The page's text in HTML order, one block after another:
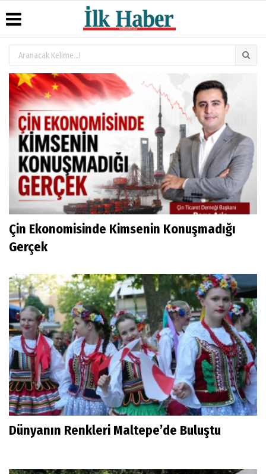
Üye Paneli
Haber
Arşivi
Gazete
Arşivi
Günün
Haberleri
Hava
Durumu
Gazete
Manşetleri
Anketler
Biyografiler
Yazarları
Video
Galeri
Foto
Galeri
İletişim
Çerez
Politikası
Gizlilik
İlkeleri
Çin Ekonomisinde Kimsenin Konuşmadığı
Gerçek
Dünyanın Renkleri Maltepe’de Buluştu